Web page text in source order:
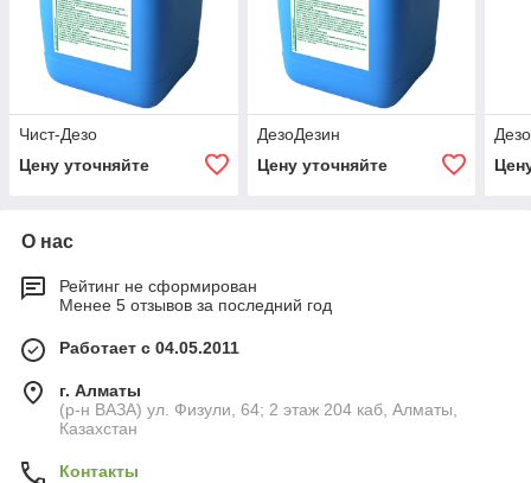
Чист-Дезо
Цену уточняйте
ДезоДезин
Цену уточняйте
О нас
Рейтинг не сформирован
Менее 5 отзывов за последний год
Работает с 04.05.2011
г. Алматы
(р-н ВАЗА) ул. Физули, 64; 2 этаж 204 каб, Алматы,
Казахстан
Контакты